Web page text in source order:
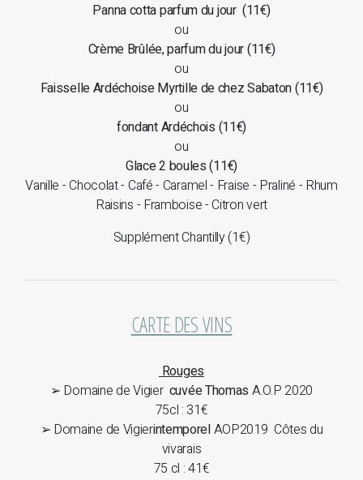
Panna cotta parfum du jour (11€)
ou
Crème Brûlée, parfum du jour (11€)
ou
Faisselle Ardéchoise Myrtille de chez Sabaton (11€)
ou
fondant Ardéchois (11€)
ou
Glace 2 boules (11€)
Vanille - Chocolat - Café - Caramel - Fraise - Praliné - Rhum
Raisins - Framboise - Citron vert
Supplément Chantilly (1€)
CARTE DES VINS
Rouges
➢ Domaine de Vigier cuvée Thomas A.O.P 2020
75cl : 31€
➢ Domaine de VigierintemporelAOP2019 Côtes du
vivarais
75 cl : 41€